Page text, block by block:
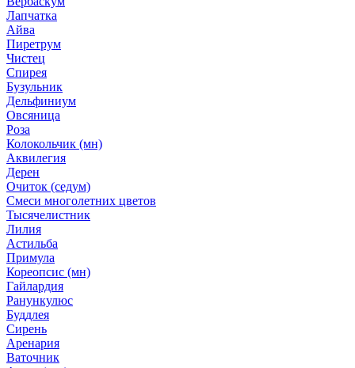
Лапчатка
Айва
Пиретрум
Чистец
Спирея
Бузульник
Дельфиниум
Овсяница
Роза
Колокольчик (мн)
Аквилегия
Дерен
Очиток (седум)
Смеси многолетних цветов
Тысячелистник
Лилия
Астильба
Примула
Кореопсис (мн)
Гайлардия
Ранункулюс
Буддлея
Сирень
Аренария
Ваточник